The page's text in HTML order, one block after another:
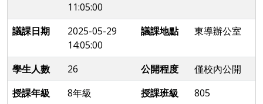
11:05:00
議課日期
2025-05-29
14:05:00
議課地點 東導辦公室
學生人數 26 公開程度
僅校內公開
授課年級
8年級 授課班級
805